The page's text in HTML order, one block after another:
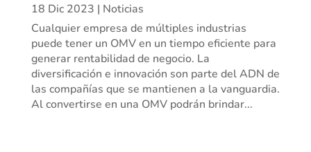
18 Dic 2023 | Noticias
Cualquier empresa de múltiples industrias
puede tener un OMV en un tiempo eficiente para
generar rentabilidad de negocio. La
diversificación e innovación son parte del ADN de
las compañías que se mantienen a la vanguardia.
Al convertirse en una OMV podrán brindar...